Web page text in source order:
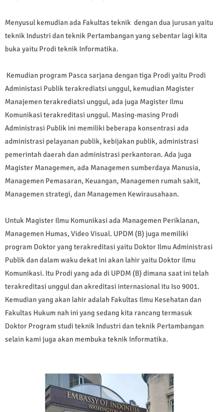
Menyusul kemudian ada Fakultas teknik dengan dua jurusan yaitu
teknik Industri dan teknik Pertambangan yang sebentar lagi kita
buka yaitu Prodi teknik Informatika.
Kemudian program Pasca sarjana dengan tiga Prodi yaitu Prodi
Administasi Publik terakrediatsi unggul, kemudian Magister
Manajemen terakrediatsi unggul, ada juga Magister Ilmu
Komunikasi terakreditasi unggul. Masing-masing Prodi
Administrasi Publik ini memiliki beberapa konsentrasi ada
administrasi pelayanan publik, kebijakan publik, administrasi
pemerintah daerah dan administrasi perkantoran. Ada juga
Magister Managemen, ada Managemen sumberdaya Manusia,
Managemen Pemasaran, Keuangan, Managemen rumah sakit,
Managemen strategi, dan Managemen Kewirausahaan.
Untuk Magister Ilmu Komunikasi ada Managemen Periklanan,
Managemen Humas, Video Visual. UPDM (B) juga memiliki
program Doktor yang terakreditasi yaitu Doktor Ilmu Administrasi
Publik dan dalam waku dekat ini akan lahir yaitu Doktor Ilmu
Komunikasi. Itu Prodi yang ada di UPDM (B) dimana saat ini telah
terakreditasi unggul dan akreditasi internasional itu Iso 9001.
Kemudian yang akan lahir adalah Fakultas Ilmu Kesehatan dan
Fakultas Hukum nah ini yang sedang kita rancang termasuk
Doktor Program studi teknik Industri dan teknik Pertambangan
selain kami juga akan membuka teknik Informatika.